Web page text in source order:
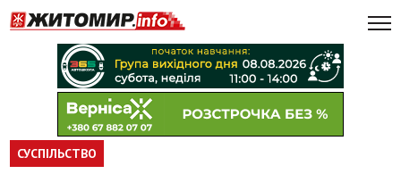
СУСПІЛЬСТВО